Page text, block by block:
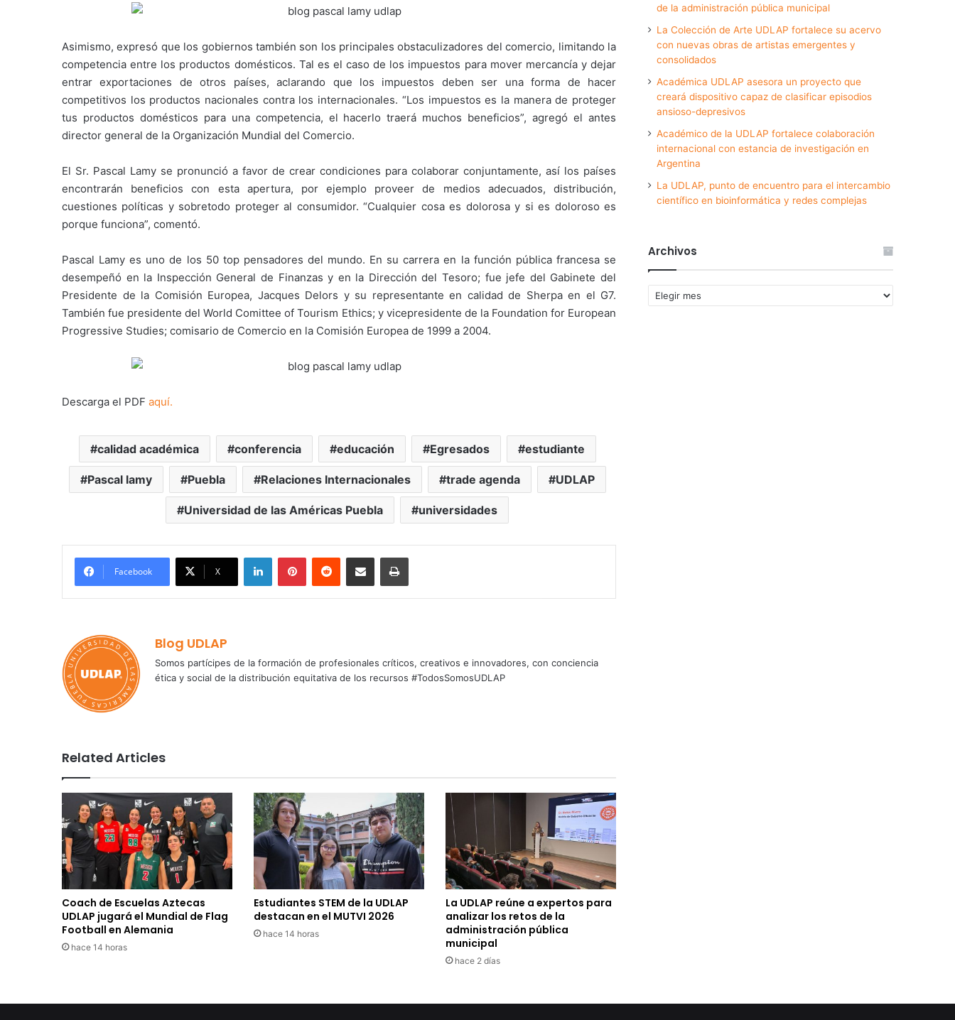
Asimismo, expresó que los gobiernos también son los principales obstaculizadores del comercio, limitando la
competencia entre los productos domésticos. Tal es el caso de los impuestos para mover mercancía y dejar
entrar exportaciones de otros países, aclarando que los impuestos deben ser una forma de hacer
competitivos los productos nacionales contra los internacionales. “Los impuestos es la manera de proteger
tus productos domésticos para una competencia, el hacerlo traerá muchos beneficios”, agregó el antes
director general de la Organización Mundial del Comercio.
El Sr. Pascal Lamy se pronunció a favor de crear condiciones para colaborar conjuntamente, así los países
encontrarán beneficios con esta apertura, por ejemplo proveer de medios adecuados, distribución,
cuestiones políticas y sobretodo proteger al consumidor. “Cualquier cosa es dolorosa y si es doloroso es
porque funciona”, comentó.
Pascal Lamy es uno de los 50 top pensadores del mundo. En su carrera en la función pública francesa se
desempeñó en la Inspección General de Finanzas y en la Dirección del Tesoro; fue jefe del Gabinete del
Presidente de la Comisión Europea, Jacques Delors y su representante en calidad de Sherpa en el G7.
También fue presidente del World Comittee of Tourism Ethics; y vicepresidente de la Foundation for European
Progressive Studies; comisario de Comercio en la Comisión Europea de 1999 a 2004.
Descarga el PDF aquí.
calidad académica conferencia educación Egresados estudiante
Pascal lamy Puebla Relaciones Internacionales trade agenda UDLAP
Universidad de las Américas Puebla universidades
Facebook X
LinkedInPinterestReddit Share via Email Print
Blog UDLAP
Somos partícipes de la formación de profesionales críticos, creativos e innovadores, con conciencia
ética y social de la distribución equitativa de los recursos #TodosSomosUDLAP
Related Articles
Coach de Escuelas Aztecas
UDLAP jugará el Mundial de Flag
Football en Alemania
hace 14 horas
Estudiantes STEM de la UDLAP
destacan en el MUTVI 2026
hace 14 horas
La UDLAP reúne a expertos para
analizar los retos de la
administración pública
municipal
hace 2 días
de la administración pública municipal
La Colección de Arte UDLAP fortalece su acervo
con nuevas obras de artistas emergentes y
consolidados
Académica UDLAP asesora un proyecto que
creará dispositivo capaz de clasificar episodios
ansioso-depresivos
Académico de la UDLAP fortalece colaboración
internacional con estancia de investigación en
Argentina
La UDLAP, punto de encuentro para el intercambio
científico en bioinformática y redes complejas
Archivos
Archivos